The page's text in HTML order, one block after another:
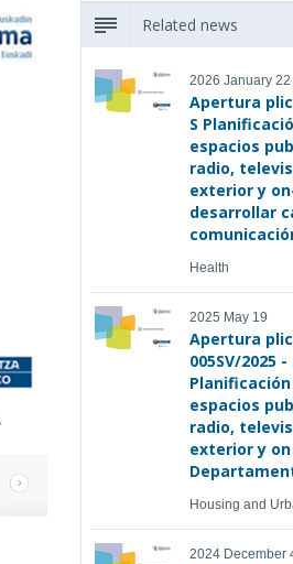
Related news
2026 January 22
Apertura
S
espacios
radio,
exterior y
desarrollar
Health
2025 May 19
Apertura
005SV/2025
espacios
radio,
exterior y
Housing and
2024 December